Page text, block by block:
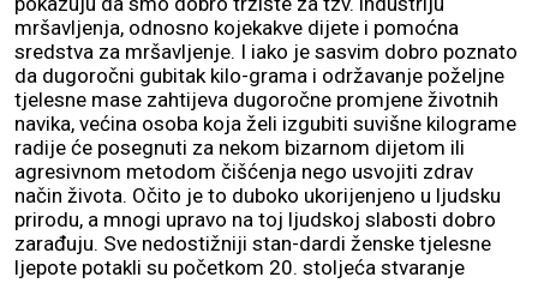
mršavljenja, odnosno kojekakve dijete i pomoćna
sredstva za mršavljenje. I iako je sasvim dobro poznato
da dugoročni gubitak kilo-grama i održavanje poželjne
tjelesne mase zahtijeva dugoročne promjene životnih
navika, većina osoba koja želi izgubiti suvišne kilograme
radije će posegnuti za nekom bizarnom dijetom ili
agresivnom metodom čišćenja nego usvojiti zdrav
način života. Očito je to duboko ukorijenjeno u ljudsku
prirodu, a mnogi upravo na toj ljudskoj slabosti dobro
zarađuju. Sve nedostižniji stan-dardi ženske tjelesne
ljepote potakli su početkom 20. stoljeća stvaranje